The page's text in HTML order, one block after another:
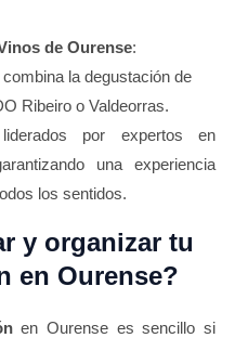
de Ourense:
la degustación de
Ribeiro o Valdeorras.
por expertos en
una experiencia
los sentidos.
y organizar tu
en Ourense?
en Ourense es sencillo si